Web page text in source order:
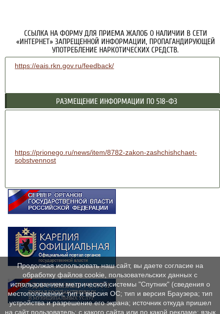
ССЫЛКА НА ФОРМУ ДЛЯ ПРИЕМА ЖАЛОБ О НАЛИЧИИ В СЕТИ
«ИНТЕРНЕТ» ЗАПРЕЩЕННОЙ ИНФОРМАЦИИ, ПРОПАГАНДИРУЮЩЕЙ
УПОТРЕБЛЕНИЕ НАРКОТИЧЕСКИХ СРЕДСТВ.
https://eais.rkn.gov.ru/feedback/
РАЗМЕЩЕНИЕ ИНФОРМАЦИИ ПО 518-ФЗ
https://prionego.ru/news/item/8782-zakon-zashchishchaet-
sobstvennost
Продолжая использовать наш сайт, вы даете согласие на
обработку файлов cookie, пользовательских данных с
использованием метрической системы "Спутник" (сведения о
местоположении; тип и версия ОС; тип и версия Браузера; тип
устройства и разрешение его экрана; источник откуда пришел
на сайт пользователь; с какого сайта или по какой рекламе; язык